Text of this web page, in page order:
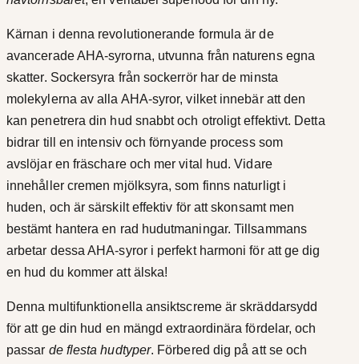
Kärnan i denna revolutionerande formula är de
avancerade AHA-syrorna, utvunna från naturens egna
skatter. Sockersyra från sockerrör har de minsta
molekylerna av alla AHA-syror, vilket innebär att den
kan penetrera din hud snabbt och otroligt effektivt. Detta
bidrar till en intensiv och förnyande process som
avslöjar en fräschare och mer vital hud. Vidare
innehåller cremen mjölksyra, som finns naturligt i
huden, och är särskilt effektiv för att skonsamt men
bestämt hantera en rad hudutmaningar. Tillsammans
arbetar dessa AHA-syror i perfekt harmoni för att ge dig
en hud du kommer att älska!
Denna multifunktionella ansiktscreme är skräddarsydd
för att ge din hud en mängd extraordinära fördelar, och
passar de flesta hudtyper. Förbered dig på att se och